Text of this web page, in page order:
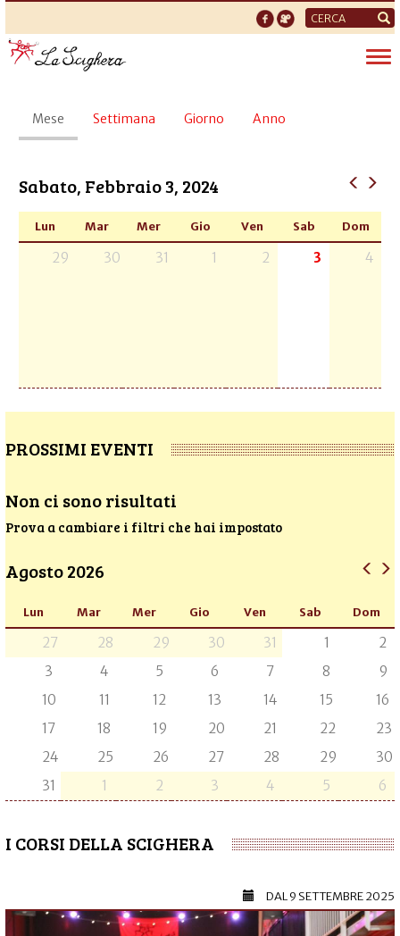
Form
di
ricerca
Schede
primarie
Mese (scheda
attiva)
Settimana Giorno Anno
Sabato, Febbraio 3, 2024
Lun Mar Mer Gio Ven Sab Dom
29 30 31 1 2 3 4
PROSSIMI EVENTI
Non ci sono risultati
Prova a cambiare i filtri che hai impostato
Agosto 2026
Lun Mar Mer Gio Ven Sab Dom
27 28 29 30 31 1
2
3
4 5 6 7 8
9
10
11 12 13 14 15
16
17
18 19 20 21 22
23
24
25 26 27 28 29
30
31
1 2 3 4 5 6
I CORSI DELLA SCIGHERA
DAL9 SETTEMBRE 2025